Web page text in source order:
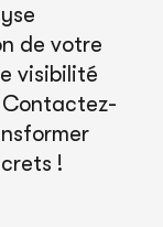
de votre
visibilité
Contactez-
!